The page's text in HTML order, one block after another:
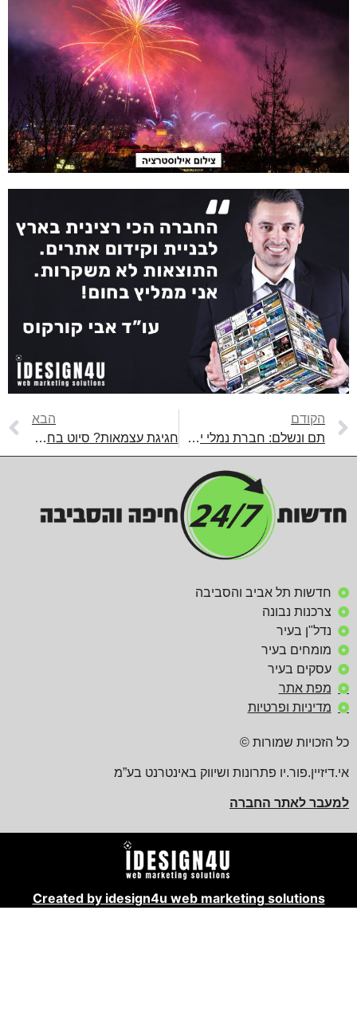
הקודם
תם ונשלם: חברת נמלי ישראל סיימה ושדרגה את כביש יגאל הדין
חגיגת עצמאות? סיוט בחגיגות העצמאות בחיפה
חדשות תל אביב והסביבה
צרכנות נבונה
נדל"ן בעיר
מומחים בעיר
עסקים בעיר
מפת אתר
מדיניות ופרטיות
שמורות ©
פתרונות ושיווק באינטרנט בע”מ
לאתר החברה
Created by idesign4u web marketing solutions